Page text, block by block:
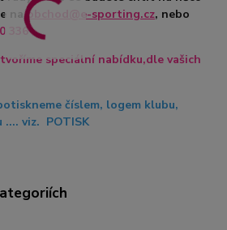
naobchod@e-sporting.cz, nebo
336
speciální nabídku,dle vašich
číslem, logem klubu,
.... viz. POTISK